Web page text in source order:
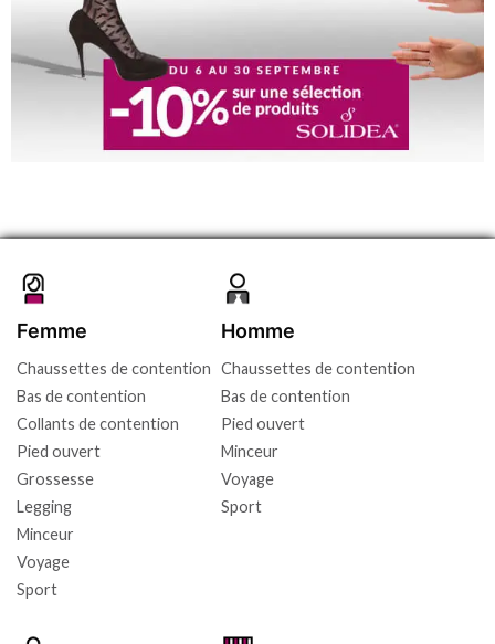
Femme
Chaussettes de contention
Bas de contention
Collants de contention
Pied ouvert
Grossesse
Legging
Minceur
Voyage
Sport
Homme
Chaussettes de contention
Bas de contention
Pied ouvert
Minceur
Voyage
Sport